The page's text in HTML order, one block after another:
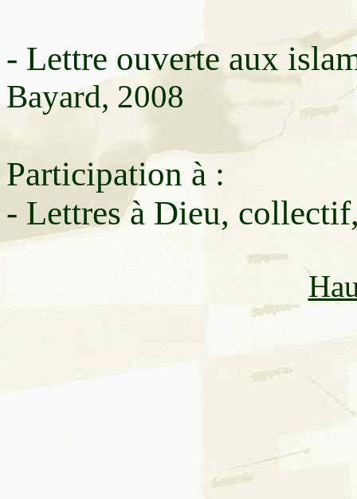
- Lettre ouverte aux
Bayard, 2008
Participation à :
- Lettres à Dieu,